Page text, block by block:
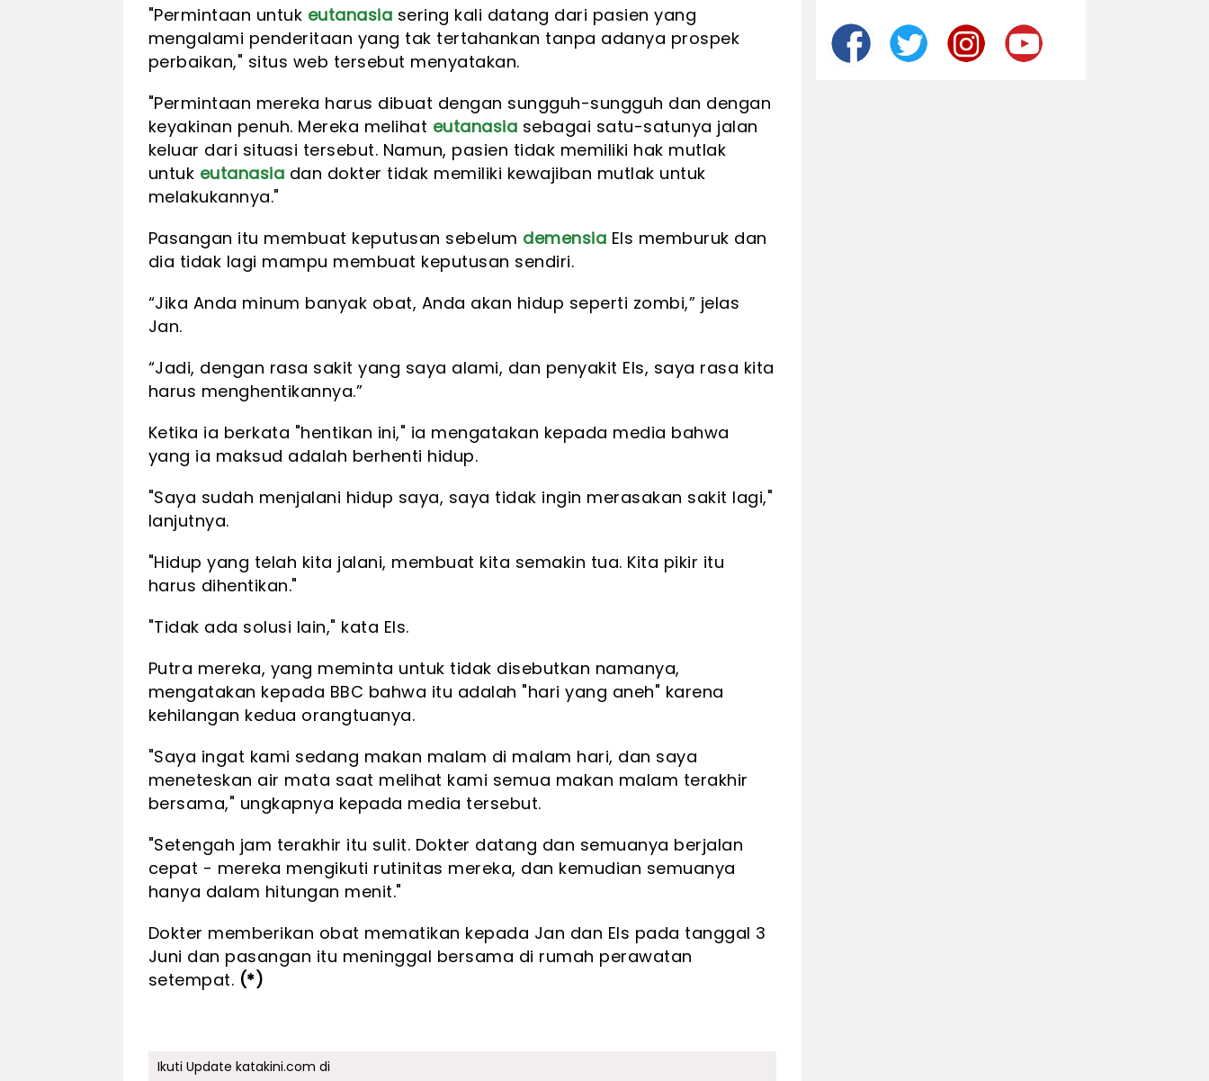
"Permintaan untuk eutanasia sering kali datang dari pasien yang
mengalami penderitaan yang tak tertahankan tanpa adanya prospek
perbaikan," situs web tersebut menyatakan.
"Permintaan mereka harus dibuat dengan sungguh-sungguh dan dengan
keyakinan penuh. Mereka melihat eutanasia sebagai satu-satunya jalan
keluar dari situasi tersebut. Namun, pasien tidak memiliki hak mutlak
untuk eutanasia dan dokter tidak memiliki kewajiban mutlak untuk
melakukannya."
Pasangan itu membuat keputusan sebelum demensia Els memburuk dan
dia tidak lagi mampu membuat keputusan sendiri.
“Jika Anda minum banyak obat, Anda akan hidup seperti zombi,” jelas
Jan.
“Jadi, dengan rasa sakit yang saya alami, dan penyakit Els, saya rasa kita
harus menghentikannya.”
Ketika ia berkata "hentikan ini," ia mengatakan kepada media bahwa
yang ia maksud adalah berhenti hidup.
"Saya sudah menjalani hidup saya, saya tidak ingin merasakan sakit lagi,"
lanjutnya.
"Hidup yang telah kita jalani, membuat kita semakin tua. Kita pikir itu
harus dihentikan."
"Tidak ada solusi lain," kata Els.
Putra mereka, yang meminta untuk tidak disebutkan namanya,
mengatakan kepada BBC bahwa itu adalah "hari yang aneh" karena
kehilangan kedua orangtuanya.
"Saya ingat kami sedang makan malam di malam hari, dan saya
meneteskan air mata saat melihat kami semua makan malam terakhir
bersama," ungkapnya kepada media tersebut.
"Setengah jam terakhir itu sulit. Dokter datang dan semuanya berjalan
cepat - mereka mengikuti rutinitas mereka, dan kemudian semuanya
hanya dalam hitungan menit."
Dokter memberikan obat mematikan kepada Jan dan Els pada tanggal 3
Juni dan pasangan itu meninggal bersama di rumah perawatan
setempat. (*)
Ikuti Update katakini.com di